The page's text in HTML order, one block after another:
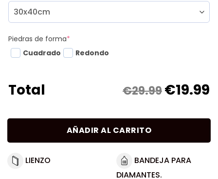
Piedras de forma*
Cuadrado
Redondo
Total €29.99€19.99
AÑADIR AL CARRITO
LIENZO
BANDEJA PARA
DIAMANTES.